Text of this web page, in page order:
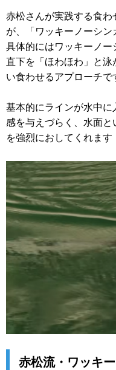
赤松さんが実践する食
が、「ワッキーノーシン
具体的にはワッキーノ
直下を「ほわほわ」と
い食わせるアプローチで
基本的にラインが水中
感を与えづらく、水面
を強烈におしてくれます
赤松流・ワッキ